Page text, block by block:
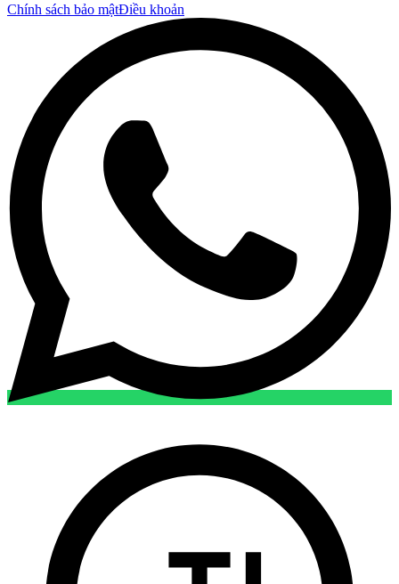
Chính sách bảo mậtĐiều khoản